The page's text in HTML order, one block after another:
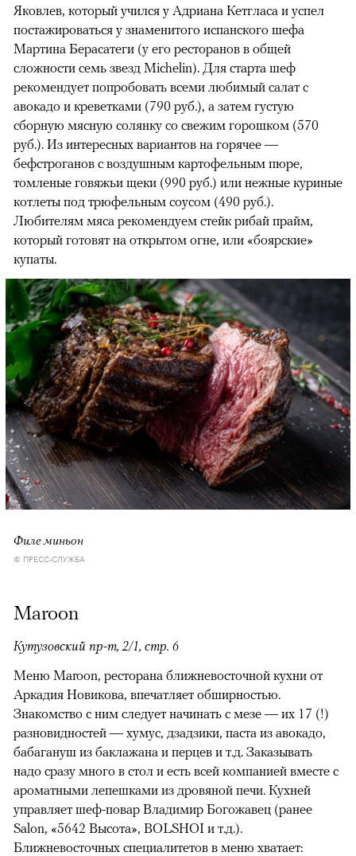
Яковлев, который учился у Адриана Кетгласа и успел
постажироваться у знаменитого испанского шефа
Мартина Берасатеги (у его ресторанов в общей
сложности семь звезд Michelin). Для старта шеф
рекомендует попробовать всеми любимый салат с
авокадо и креветками (790 руб.), а затем густую
сборную мясную солянку со свежим горошком (570
руб.). Из интересных вариантов на горячее —
бефстроганов с воздушным картофельным пюре,
томленые говяжьи щеки (990 руб.) или нежные куриные
котлеты под трюфельным соусом (490 руб.).
Любителям мяса рекомендуем стейк рибай прайм,
который готовят на открытом огне, или «боярские»
купаты.
Филе миньон
© ПРЕСС-СЛУЖБА
Maroon
Кутузовский пр-т, 2/1, стр. 6
Меню Maroon, ресторана ближневосточной кухни от
Аркадия Новикова, впечатляет обширностью.
Знакомство с ним следует начинать с мезе — их 17 (!)
разновидностей — хумус, дзадзики, паста из авокадо,
бабагануш из баклажана и перцев и т.д. Заказывать
надо сразу много в стол и есть всей компанией вместе с
ароматными лепешками из дровяной печи. Кухней
управляет шеф-повар Владимир Богожавец (ранее
Salon, «5642 Высота», BOLSHOI и т.д.).
Ближневосточных специалитетов в меню хватает: